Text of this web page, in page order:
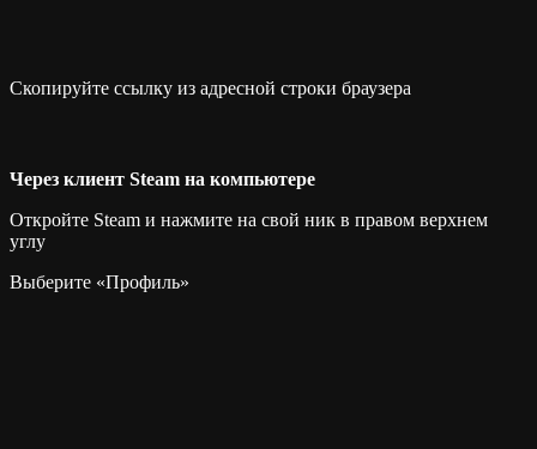
Скопируйте ссылку из адресной строки браузера
Через клиент Steam на компьютере
Откройте Steam и нажмите на свой ник в правом верхнем
углу
Выберите «Профиль»